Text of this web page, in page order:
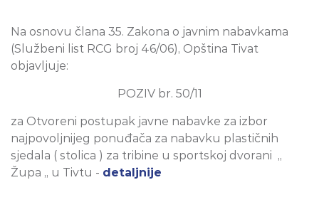
Na osnovu člana 35. Zakona o javnim nabavkama
(Službeni list RCG broj 46/06), Opština Tivat
objavljuje:
POZIV br. 50/11
za Otvoreni postupak javne nabavke za izbor
najpovoljnijeg ponuđača za nabavku plastičnih
sjedala ( stolica ) za tribine u sportskoj dvorani „
Župa „ u Tivtu - detaljnije